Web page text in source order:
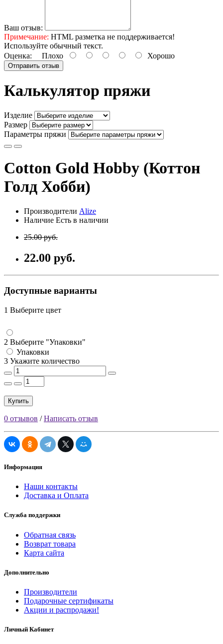
Ваш отзыв:
Примечание: HTML разметка не поддерживается!
Используйте обычный текст.
Оценка: Плохо Хорошо
Отправить отзыв
Калькулятор пряжи
Изделие
Размер
Параметры пряжи
Cotton Gold Hobby (Коттон
Голд Хобби)
Производители Alize
Наличие Есть в наличии
25.00 руб.
22.00 руб.
Доступные варианты
1 Выберите цвет
2 Выберите "Упаковки"
Упаковки
3 Укажите количество
Купить
0 отзывов /Написать отзыв
Информация
Наши контакты
Доставка и Оплата
Служба поддержки
Обратная связь
Возврат товара
Карта сайта
Дополнительно
Производители
Подарочные сертификаты
Акции и распродажи!
Личный Кабинет